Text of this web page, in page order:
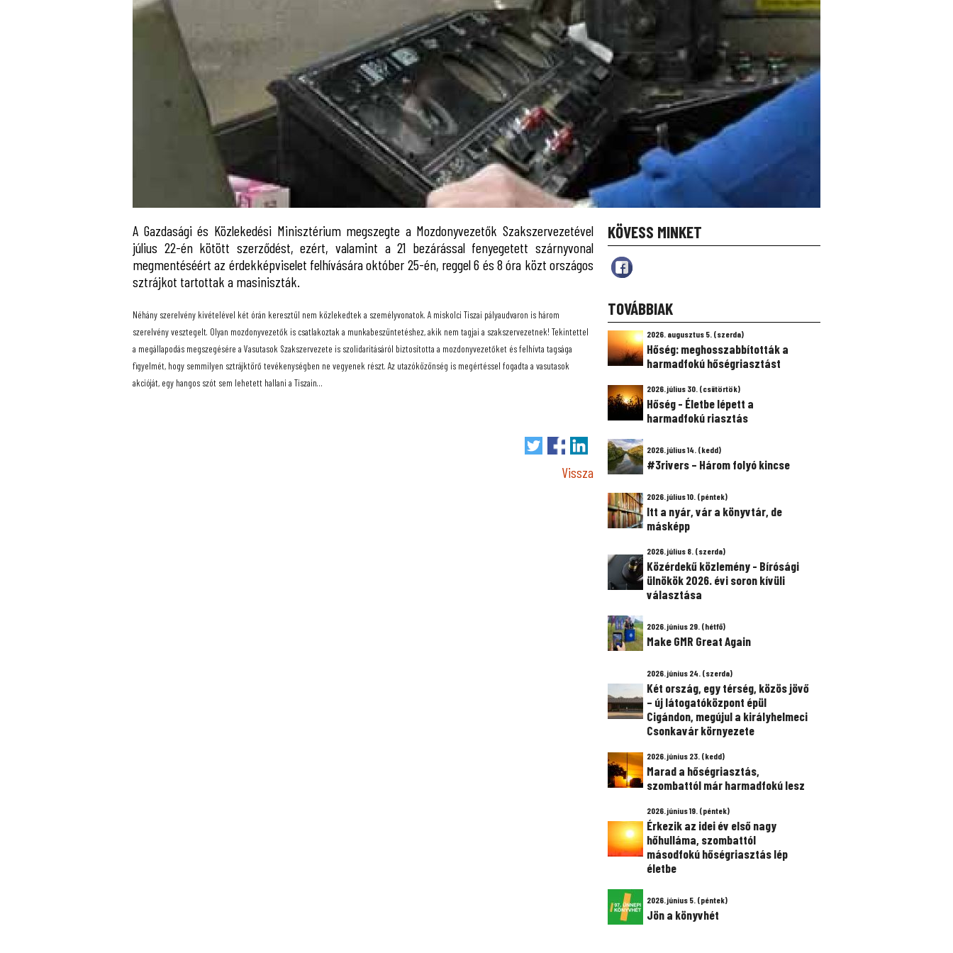
A Gazdasági és Közlekedési Minisztérium megszegte a Mozdonyvezetők Szakszervezetével
július 22-én kötött szerződést, ezért, valamint a 21 bezárással fenyegetett szárnyvonal
megmentéséért az érdekképviselet felhívására október 25-én, reggel 6 és 8 óra közt országos
sztrájkot tartottak a masiniszták.
Néhány szerelvény kivételével két órán keresztül nem közlekedtek a személyvonatok. A miskolci Tiszai pályaudvaron is három
szerelvény vesztegelt. Olyan mozdonyvezetők is csatlakoztak a munkabeszüntetéshez, akik nem tagjai a szakszervezetnek! Tekintettel
a megállapodás megszegésére a Vasutasok Szakszervezete is szolidaritásáról biztosította a mozdonyvezetőket és felhívta tagsága
figyelmét, hogy semmilyen sztrájktörő tevékenységben ne vegyenek részt. Az utazóközönség is megértéssel fogadta a vasutasok
akcióját, egy hangos szót sem lehetett hallani a Tiszain…
Vissza
KÖVESS MINKET
TOVÁBBIAK
2026. augusztus 5. (szerda)
Hőség: meghosszabbították a
harmadfokú hőségriasztást
2026. július 30. (csütörtök)
Hőség - Életbe lépett a
harmadfokú riasztás
2026. július 14. (kedd)
#3rivers – Három folyó kincse
2026. július 10. (péntek)
Itt a nyár, vár a könyvtár, de
másképp
2026. július 8. (szerda)
Közérdekű közlemény - Bírósági
ülnökök 2026. évi soron kívüli
választása
2026. június 29. (hétfő)
Make GMR Great Again
2026. június 24. (szerda)
Két ország, egy térség, közös jövő
– új látogatóközpont épül
Cigándon, megújul a királyhelmeci
Csonkavár környezete
2026. június 23. (kedd)
Marad a hőségriasztás,
szombattól már harmadfokú lesz
2026. június 19. (péntek)
Érkezik az idei év első nagy
hőhulláma, szombattól
másodfokú hőségriasztás lép
életbe
2026. június 5. (péntek)
Jön a könyvhét